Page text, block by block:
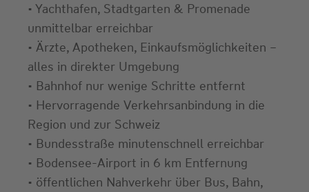
• Yachthafen, Stadtgarten & Promenade
unmittelbar erreichbar
• Ärzte, Apotheken, Einkaufsmöglichkeiten –
alles in direkter Umgebung
• Bahnhof nur wenige Schritte entfernt
• Hervorragende Verkehrsanbindung in die
Region und zur Schweiz
• Bundesstraße minutenschnell erreichbar
• Bodensee-Airport in 6 km Entfernung
• öffentlichen Nahverkehr über Bus, Bahn,